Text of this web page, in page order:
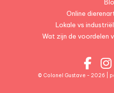
Online
Lokale vs
Wat zijn de voordelen
© Colonel Gustave - 2026 |